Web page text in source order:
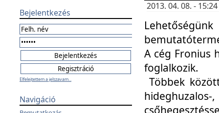
Bejelentkezés
Elfelejtettem a jelszavam...
Navigáció
2013. 04. 08. -
A cég Fronius
foglalkozik.
Többek